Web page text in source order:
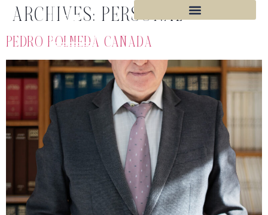
ARCHIVES: PERSONAL
PEDRO POLMEDA CAÑADA